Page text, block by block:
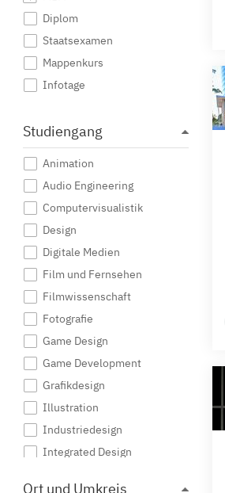
Diplom
Staatsexamen
Mappenkurs
Infotage
Studiengang
Animation
Audio Engineering
Computervisualistik
Design
Digitale Medien
Film und Fernsehen
Filmwissenschaft
Fotografie
Game Design
Game Development
Grafikdesign
Illustration
Industriedesign
Integrated Design
Ort und Umkreis